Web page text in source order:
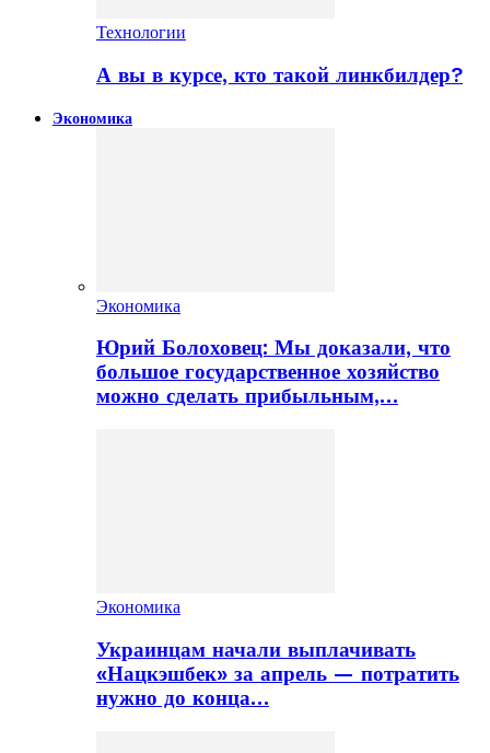
Технологии
А вы в курсе, кто такой линкбилдер?
Экономика
Экономика
Юрий Болоховец: Мы доказали, что
большое государственное хозяйство
можно сделать прибыльным,…
Экономика
Украинцам начали выплачивать
«Нацкэшбек» за апрель — потратить
нужно до конца…